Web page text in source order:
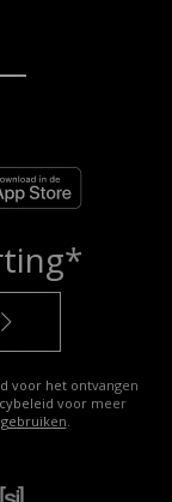
voor het ontvangen
voor meer